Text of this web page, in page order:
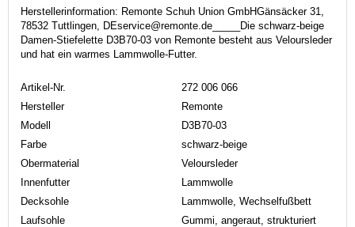
Herstellerinformation: Remonte Schuh Union GmbHGänsäcker 31,
78532 Tuttlingen, DEservice@remonte.de_____Die schwarz-beige
Damen-Stiefelette D3B70-03 von Remonte besteht aus Veloursleder
und hat ein warmes Lammwolle-Futter.
Artikel-Nr.
272 006 066
Hersteller
Remonte
Modell
D3B70-03
Farbe
schwarz-beige
Obermaterial
Veloursleder
Innenfutter
Lammwolle
Decksohle
Lammwolle, Wechselfußbett
Laufsohle
Gummi, angeraut, strukturiert